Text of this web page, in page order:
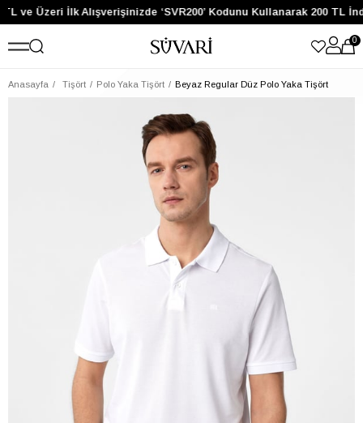
ve Üzeri İlk Alışverişinizde ‘SVR200’ Kodunu Kullanarak 200 TL
0
Anasayfa Tişört Polo Yaka Tişört Beyaz Regular Düz Polo Yaka Tişört